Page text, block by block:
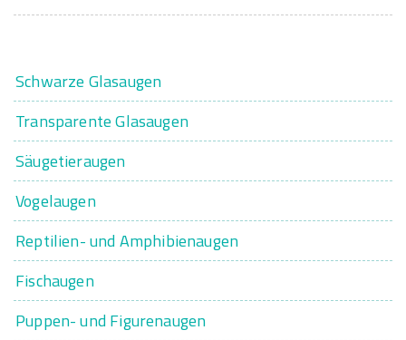
Schwarze Glasaugen
Transparente Glasaugen
Säugetieraugen
Vogelaugen
Reptilien- und Amphibienaugen
Fischaugen
Puppen- und Figurenaugen